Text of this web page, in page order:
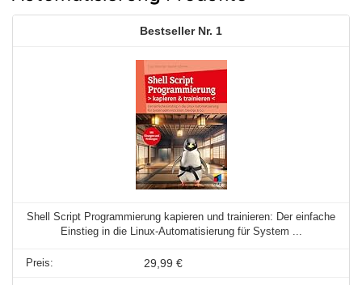
1
Shell Script Programmierung kapieren und trainieren: Der einfache
Einstieg in die Linux-Automatisierung für System ...
29,99 €